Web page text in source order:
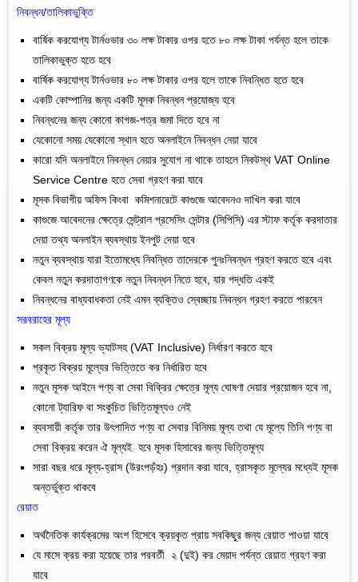
নিবন্ধন/তালিকাভুক্তি
বার্ষিক করযোগ্য টার্নওভার ৩০ লক্ষ টাকার ওপর হতে ৮০ লক্ষ টাকা পর্যন্ত হলে তাকে
তালিকাভুক্ত হতে হবে
বার্ষিক করযোগ্য টার্নওভার ৮০ লক্ষ টাকার ওপর হলে তাকে নিবন্ধিত হতে হবে
একটি কোম্পানির জন্য একটি মূসক নিবন্ধন প্রযোজ্য হবে
নিবন্ধনের জন্য কোনো কাগজ-পত্র জমা দিতে হবে না
যেকোনো সময় যেকোনো স্থান হতে অনলাইনে নিবন্ধন নেয়া যাবে
কারো যদি অনলাইনে নিবন্ধন নেয়ার সুযোগ না থাকে তাহলে নিকটস্থ VAT Online
Service Centre হতে সেবা গ্রহণ করা যাবে
মূসক বিভাগীয় অফিস কিংবা কমিশনারেটে কাগুজে আবেদনও দাখিল করা যাবে
কাগুজে আবেদনের ক্ষেত্রে সেন্ট্রাল প্রসেসিং সেন্টার (সিপিসি) এর স্টাফ কর্তৃক করদাতার
দেয়া তথ্য অনলাইন ব্যবস্থায় ইনপুট দেয়া হবে
নতুন ব্যবস্থায় যারা ইতোমধ্যে নিবন্ধিত তাদেরকে পুনঃনিবন্ধন গ্রহণ করতে হবে এবং
কেবল নতুন করদাতাগণকে নতুন নিবন্ধন নিতে হবে, যার পদ্ধতি একই
নিবন্ধনের বাধ্যবাধকতা নেই এমন ব্যক্তিও স্বেচ্ছায় নিবন্ধন গ্রহণ করতে পারবেন
সরবরাহের মূল্য
সকল বিক্রয় মূল্য ভ্যাটসহ (VAT Inclusive) নির্ধারণ করতে হবে
প্রকৃত বিক্রয় মূল্যের ভিত্তিতে কর নির্ধারিত হবে
নতুন মূসক আইনে পণ্য বা সেবা বিক্রির ক্ষেত্রে মূল্য ঘোষণা দেয়ার প্রয়োজন হবে না,
কোনো ট্যারিফ বা সংকুচিত ভিত্তিমূল্যও নেই
ব্যবসায়ী কর্তৃক তার উৎপাদিত পণ্য বা সেবার বিনিময় মূল্য তথা যে মূল্যে তিনি পণ্য বা
সেবা বিক্রয় করেন ঐ মূল্যই হবে মূসক হিসাবের জন্য ভিত্তিমূল্য
সারা বছর ধরে মূল্য-হ্রাস (উরংপড়ঁহঃ) প্রদান করা যাবে, হ্রাসকৃত মূল্যের মধ্যেই মূসক
অন্তর্ভুক্ত থাকবে
রেয়াত
অর্থনৈতিক কার্যক্রমের অংশ হিসেবে ক্রয়কৃত প্রায় সবকিছুর জন্য রেয়াত পাওয়া যাবে
যে মাসে ক্রয় করা হয়েছে তার পরবর্তী ২ (দুই) কর মেয়াদ পর্যন্ত রেয়াত গ্রহণ করা
যাবে